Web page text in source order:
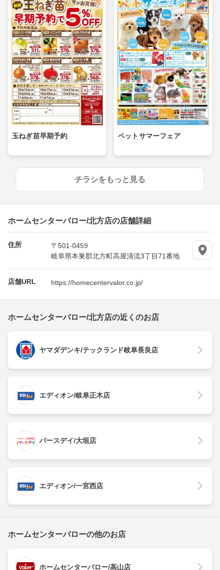
玉ねぎ苗早期予約 ペットサマーフェア
チラシをもっと見る
ホームセンターバロー/北方店の店舗詳細
住所
〒501-0459
岐阜県本巣郡北方町高屋清流3丁目71番地
店舗URL https://homecentervalor.co.jp/
ホームセンターバロー/北方店の近くのお店
ヤマダデンキ/テックランド岐阜長良店
エディオン/岐阜正木店
バースデイ/大垣店
エディオン/一宮西店
ホームセンターバローの他のお店
ホームセンターバロー/高山店